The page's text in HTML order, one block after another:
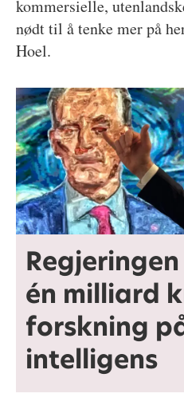
kommersielle,
nødt til å tenke mer på
Hoel.
én milliard
forskning
intelligens